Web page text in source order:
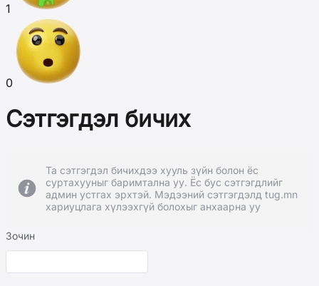
1
0
Сэтгэгдэл бичих
Та сэтгэгдэл бичихдээ хууль зүйн болон ёс
суртахууныг баримтална уу. Ёс бус сэтгэгдлийг
админ устгах эрхтэй. Мэдээний сэтгэгдэлд tug.mn
хариуцлага хүлээхгүй болохыг анхаарна уу
Зочин